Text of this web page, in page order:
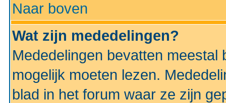
Naar boven
Wat zijn mededelingen?
Mededelingen bevatten
mogelijk moeten lezen.
blad in het forum waar ze zijn